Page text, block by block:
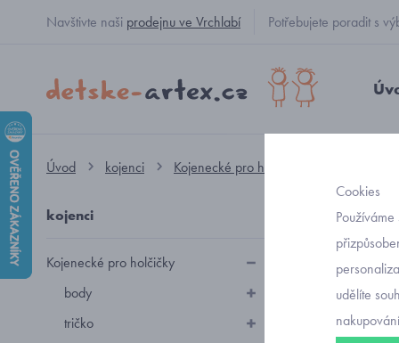
Navštivte naši prodejnu ve Vrchlabí Potřebujete poradit s
Úvod kojenci Kojenecké pro holčičky
Kojenecké
materiálu
kojenci
Kojenecké pro holčičky
body
tričko
Cookies
udělíte